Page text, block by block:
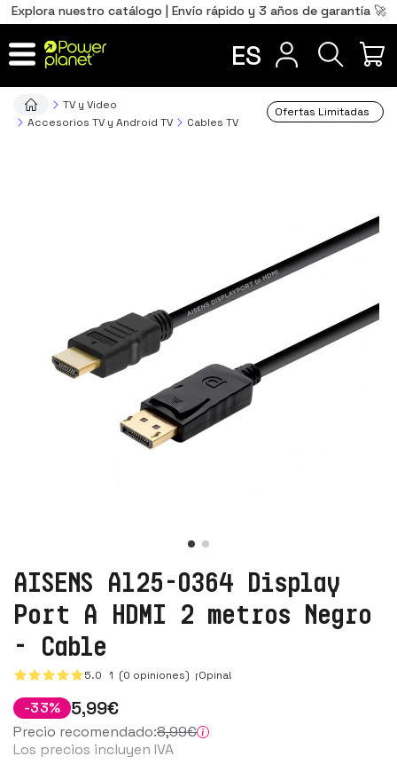
Explora nuestro catálogo | Envío rápido y 3 años de garantía 🚀
ES
TV y Video
Accesorios TV y Android TV
Cables TV
Ofertas Limitadas
AISENS A125-0364 Display
Port A HDMI 2 metros Negro
- Cable
5.0 1 (0 opiniones) ¡Opina!
-33% 5,99€
Precio recomendado:8,99€
Los precios incluyen IVA
Total 0,00€
IR AL CARRITO
Português
PT
FR